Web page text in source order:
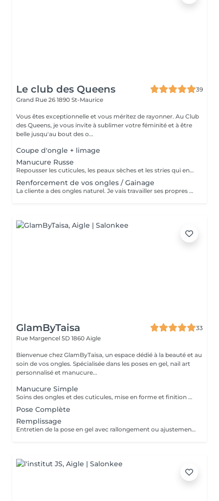
Le club des Queens
39
Grand Rue 26 1890 St-Maurice
Vous êtes exceptionnelle et vous méritez de rayonner. Au Club
des Queens, je vous invite à sublimer votre féminité et à être
belle jusqu'au bout des o...
Coupe d'ongle + limage
Manucure Russe
Repousser les cuticules, les peaux sèches et les stries qui entourent les ongles. En d'autres termes, la manucure russe permet de sublimer les ongles, bien nettoyer tout le contour de l'ongle, renforçant ainsi cette impression de netteté.
Renforcement de vos ongles / Gainage
La cliente a des ongles naturel. Je vais travailler ses propres ongles afin de les renforcer. Le renforcement est fait pour les clientes qui souhaitent conserver ou faire grandir leur propre ongles. *La technique de renforcement dépends des ongles de la cliente.
GlamByTaisa
33
Rue Margencel 5D 1860 Aigle
Bienvenue chez GlamByTaisa, un espace dédié à la beauté et au
soin de vos ongles. Spécialisée dans les poses en gel, nail art
personnalisé et manucure...
Manucure Simple
Soins des ongles et des cuticules, mise en forme et finition naturelle (sans vernis).
Pose Complète
Remplissage
Entretien de la pose en gel avec rallongement ou ajustement si nécessaire.